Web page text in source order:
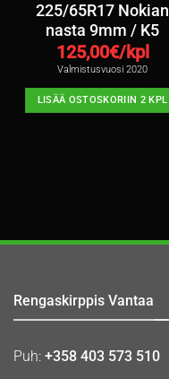
225/65R17 Nokian
nasta 9mm / K5
125,00€/kpl
Valmistusvuosi 2020
LISÄÄ OSTOSKORIIN 2 KPL
Rengaskirppis Vantaa
Puh: +358 403 573 510